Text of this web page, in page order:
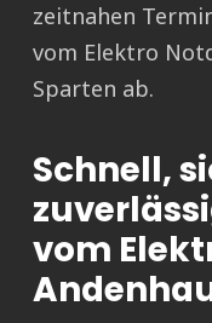
zeitnahen
vom Elektro
Sparten ab.
Schnell,
vom